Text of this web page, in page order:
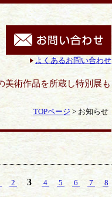
よくあるお問い合わせ
開催｜呉市立美術館
TOPページ > お知らせ
2 3 4 5 6 7 8